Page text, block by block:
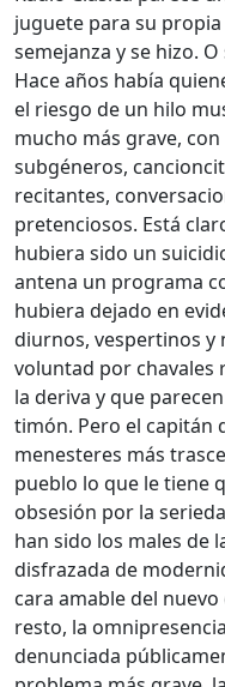
juguete para su
semejanza y se hizo.
Hace años había
el riesgo de un hilo
mucho más grave,
subgéneros,
recitantes,
pretenciosos. Está
hubiera sido un
antena un programa
hubiera dejado en
diurnos, vespertinos y
voluntad por chavales
la deriva y que
timón. Pero el capitán
menesteres más
pueblo lo que le tiene
obsesión por la
han sido los males de
disfrazada de
cara amable del
resto, la
denunciada